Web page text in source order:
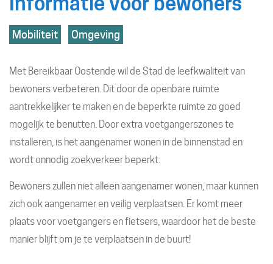
Hoofdthemas
Mobiliteit Omgeving
Met Bereikbaar Oostende wil de Stad de leefkwaliteit van
bewoners verbeteren. Dit door de openbare ruimte
aantrekkelijker te maken en de beperkte ruimte zo goed
mogelijk te benutten. Door extra voetgangerszones te
installeren, is het aangenamer wonen in de binnenstad en
wordt onnodig zoekverkeer beperkt.
Bewoners zullen niet alleen aangenamer wonen, maar kunnen
zich ook aangenamer en veilig verplaatsen. Er komt meer
plaats voor voetgangers en fietsers, waardoor het de beste
manier blijft om je te verplaatsen in de buurt!